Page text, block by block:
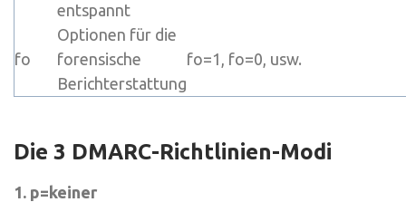
entspannt
fo
Optionen für die
forensische
Berichterstattung
fo=1 fo=0 , usw.
Die 3 DMARC-Richtlinien-Modi
1. p=keiner